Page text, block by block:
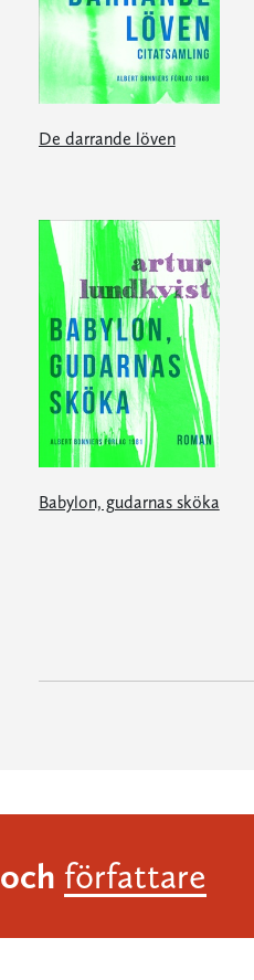
De darrande löven
Babylon, gudarnas sköka
och författare